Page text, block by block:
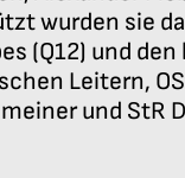
wurden sie
(Q12) und den
Leitern,
und StR